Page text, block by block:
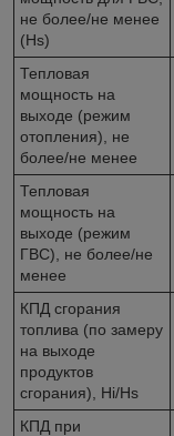
не более/не менее
(Hs)
Тепловая
мощность на
выходе (режим
отопления), не
более/не менее
Тепловая
мощность на
выходе (режим
ГВС), не более/не
менее
КПД сгорания
топлива (по замеру
на выходе
продуктов
сгорания), Hi/Hs
КПД при